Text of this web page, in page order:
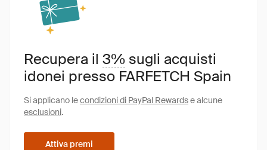
Recupera il 3% sugli acquisti
idonei presso FARFETCH Spain
Si applicano lecondizioni di PayPal Rewardse alcune
esclusioni.
Attiva premi